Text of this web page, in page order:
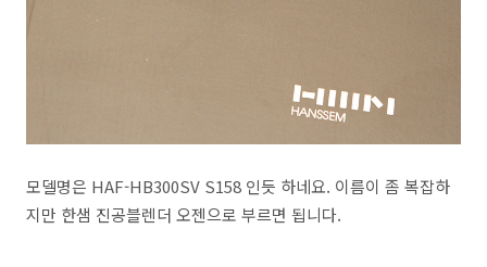
모델명은 HAF-HB300SV S158 인듯 하네요. 이름이 좀 복잡하
지만 한샘 진공블렌더 오젠으로 부르면 됩니다.